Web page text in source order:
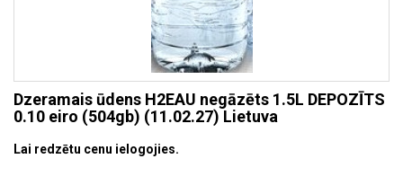
Dzeramais ūdens H2EAU negāzēts 1.5L DEPOZĪTS
0.10 eiro (504gb) (11.02.27) Lietuva
Lai redzētu cenu ielogojies.